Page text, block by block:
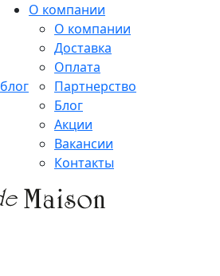
блог
О компании
О компании
Доставка
Оплата
Партнерство
Блог
Акции
Вакансии
Контакты